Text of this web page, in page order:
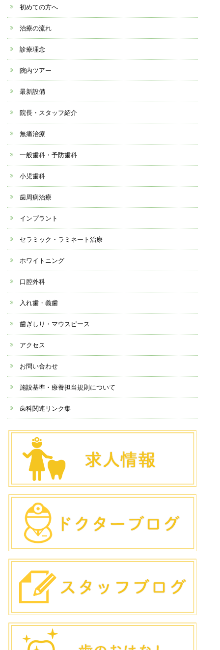
初めての方へ
治療の流れ
診療理念
院内ツアー
最新設備
院長・スタッフ紹介
無痛治療
一般歯科・予防歯科
小児歯科
歯周病治療
インプラント
セラミック・ラミネート治療
ホワイトニング
口腔外科
入れ歯・義歯
歯ぎしり・マウスピース
アクセス
お問い合わせ
施設基準・療養担当規則について
歯科関連リンク集